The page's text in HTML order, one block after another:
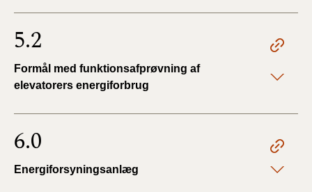
5.2
Formål med funktionsafprøvning af
elevatorers energiforbrug
6.0
Energiforsyningsanlæg